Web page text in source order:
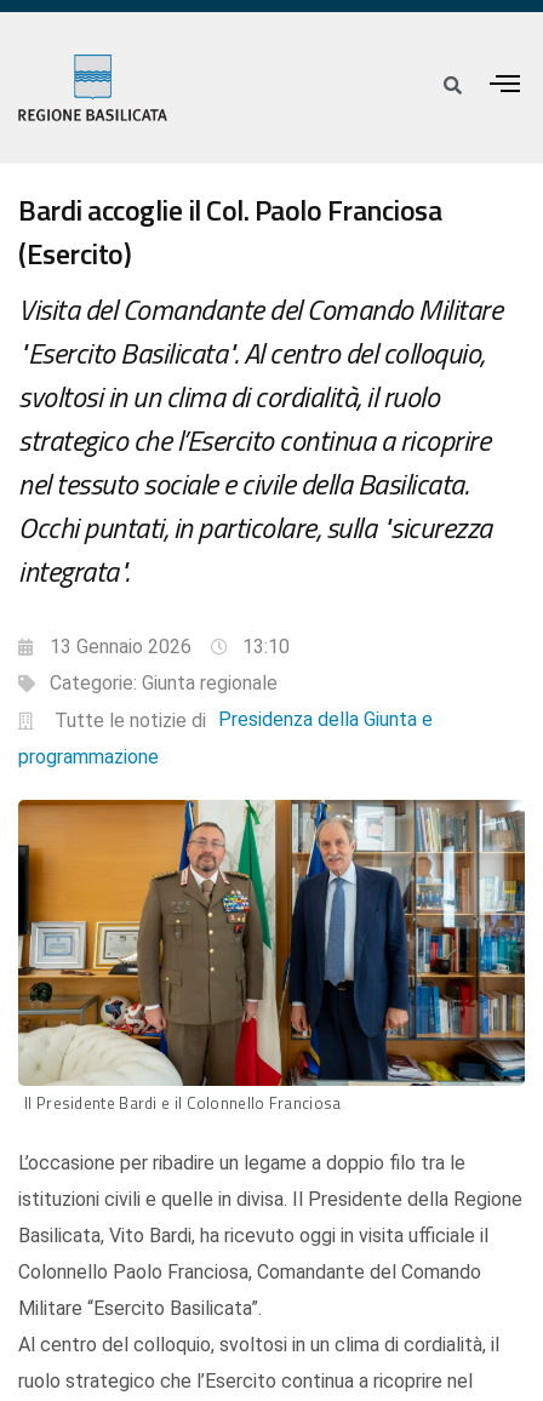
Bardi accoglie il Col. Paolo Franciosa
(Esercito)
Visita del Comandante del Comando Militare
"Esercito Basilicata". Al centro del colloquio,
svoltosi in un clima di cordialità, il ruolo
strategico che l’Esercito continua a ricoprire
nel tessuto sociale e civile della Basilicata.
Occhi puntati, in particolare, sulla "sicurezza
integrata".
13 Gennaio 2026
13:10
Categorie: Giunta regionale
Tutte le notizie di
Presidenza della Giunta e
programmazione
Il Presidente Bardi e il Colonnello Franciosa
L’occasione per ribadire un legame a doppio filo tra le
istituzioni civili e quelle in divisa. Il Presidente della Regione
Basilicata, Vito Bardi, ha ricevuto oggi in visita ufficiale il
Colonnello Paolo Franciosa, Comandante del Comando
Militare “Esercito Basilicata”.
Al centro del colloquio, svoltosi in un clima di cordialità, il
ruolo strategico che l’Esercito continua a ricoprire nel